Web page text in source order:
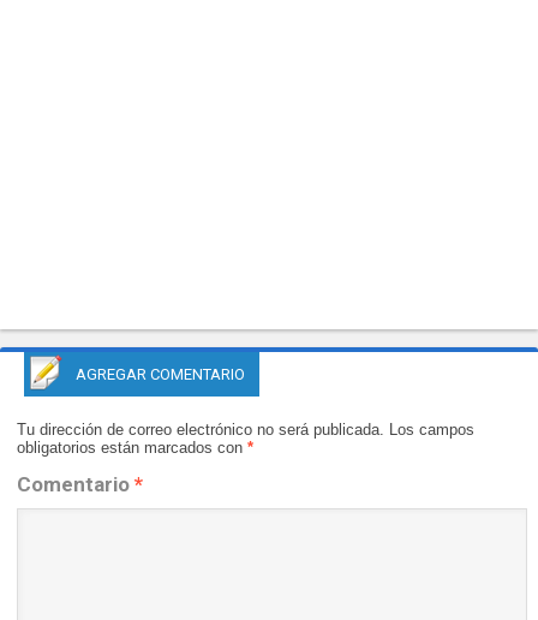
AGREGAR COMENTARIO
Tu dirección de correo electrónico no será publicada.
Los campos
obligatorios están marcados con *
Comentario *